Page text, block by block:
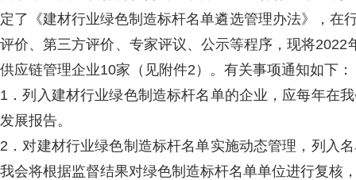
定了《建材行业绿色制造标杆名单遴选管理办法》，在
评价、第三方评价、专家评议、公示等程序，现将
供应链管理企业10家（见附件2）。有关事项通知如下：
1．列入建材行业绿色制造标杆名单的企业，应每年在
发展报告。
2．对建材行业绿色制造标杆名单实施动态管理，列入
我会将根据监督结果对绿色制造标杆名单单位进行复核